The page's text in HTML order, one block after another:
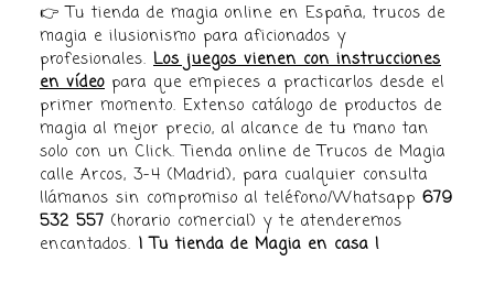
👉 Tu tienda de magia online en España, trucos de
magia e ilusionismo para aficionados y
profesionales. Los juegos vienen con instrucciones
en vídeo para que empieces a practicarlos desde el
primer momento. Extenso catálogo de productos de
magia al mejor precio, al alcance de tu mano tan
solo con un Click. Tienda online de Trucos de Magia
calle Arcos, 3-4 (Madrid), para cualquier consulta
llámanos sin compromiso al teléfono/Whatsapp 679
532 557 (horario comercial) y te atenderemos
encantados. ¡ Tu tienda de Magia en casa !